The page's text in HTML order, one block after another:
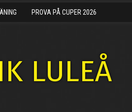
PROVA PÅ CUPER 2026
LULEÅ